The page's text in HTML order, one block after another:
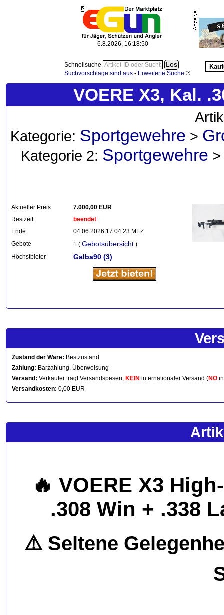
6.8.2026, 16:18:51
Schnellsuche
Suchvorschläge sind aus- Erweiterte Suche
VOERE X3, Kal.
Kategorie: Sportgewehre >
Kategorie 2: Sportgewehre
Aktueller Preis
7.000,00 EUR
Restzeit
beendet
Ende
04.06.2026 17:04:23 MEZ
Gebote
1 ( Gebotsübersicht )
Höchstbieter
Galba90 (3)
Zustand der Ware: Bestzustand
Zahlung: Barzahlung, Überweisung
Versand: Verkäufer trägt Versandspesen, KEIN internationaler Versand (NO
Versandkosten: 0,00 EUR
🔥 VOERE X3
.308 Win + .338
⚠️ Seltene